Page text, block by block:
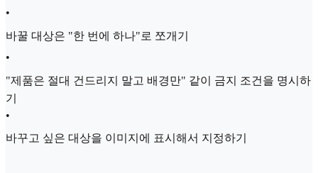
•
바꿀 대상은 "한 번에 하나"로 쪼개기
•
"제품은 절대 건드리지 말고 배경만" 같이 금지 조건을 명시하
기
•
바꾸고 싶은 대상을 이미지에 표시해서 지정하기